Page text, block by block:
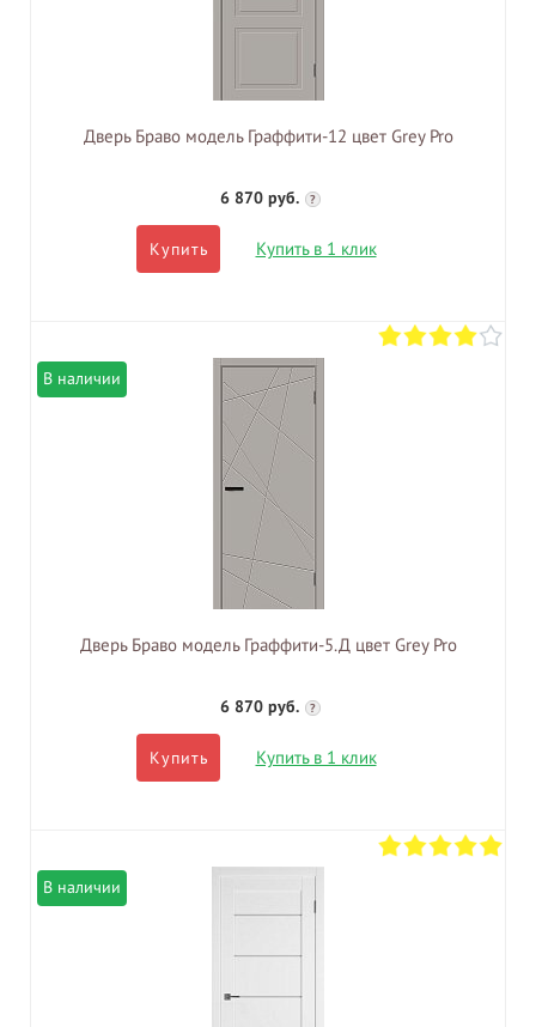
Дверь Браво модель Граффити-12 цвет Grey Pro
6 870 руб. ?
Купить Купить в 1 клик
В наличии
Дверь Браво модель Граффити-5.Д цвет Grey Pro
6 870 руб. ?
Купить Купить в 1 клик
В наличии